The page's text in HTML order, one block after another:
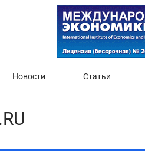
Новости Статьи